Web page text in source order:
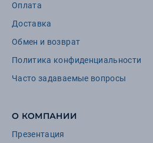
Оплата
Доставка
Обмен и возврат
Политика конфиденциальности
Часто задаваемые вопросы
О КОМПАНИИ
Презентация